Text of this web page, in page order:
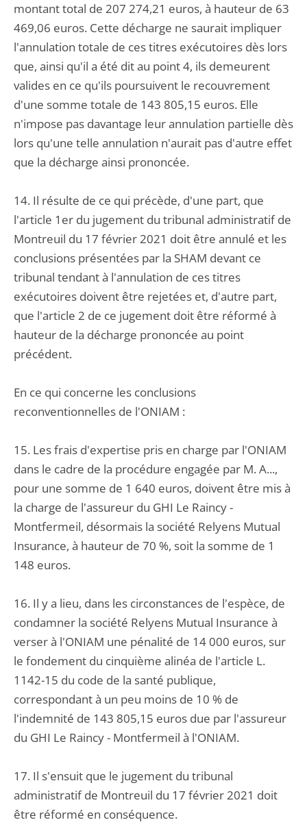
montant total de 207 274,21 euros, à hauteur de 63
469,06 euros. Cette décharge ne saurait impliquer
l'annulation totale de ces titres exécutoires dès lors
que, ainsi qu'il a été dit au point 4, ils demeurent
valides en ce qu'ils poursuivent le recouvrement
d'une somme totale de 143 805,15 euros. Elle
n'impose pas davantage leur annulation partielle dès
lors qu'une telle annulation n'aurait pas d'autre effet
que la décharge ainsi prononcée.
14. Il résulte de ce qui précède, d'une part, que
l'article 1er du jugement du tribunal administratif de
Montreuil du 17 février 2021 doit être annulé et les
conclusions présentées par la SHAM devant ce
tribunal tendant à l'annulation de ces titres
exécutoires doivent être rejetées et, d'autre part,
que l'article 2 de ce jugement doit être réformé à
hauteur de la décharge prononcée au point
précédent.
En ce qui concerne les conclusions
reconventionnelles de l'ONIAM :
15. Les frais d'expertise pris en charge par l'ONIAM
dans le cadre de la procédure engagée par M. A...,
pour une somme de 1 640 euros, doivent être mis à
la charge de l'assureur du GHI Le Raincy -
Montfermeil, désormais la société Relyens Mutual
Insurance, à hauteur de 70 %, soit la somme de 1
148 euros.
16. Il y a lieu, dans les circonstances de l'espèce, de
condamner la société Relyens Mutual Insurance à
verser à l'ONIAM une pénalité de 14 000 euros, sur
le fondement du cinquième alinéa de l'article L.
1142-15 du code de la santé publique,
correspondant à un peu moins de 10 % de
l'indemnité de 143 805,15 euros due par l'assureur
du GHI Le Raincy - Montfermeil à l'ONIAM.
17. Il s'ensuit que le jugement du tribunal
administratif de Montreuil du 17 février 2021 doit
être réformé en conséquence.